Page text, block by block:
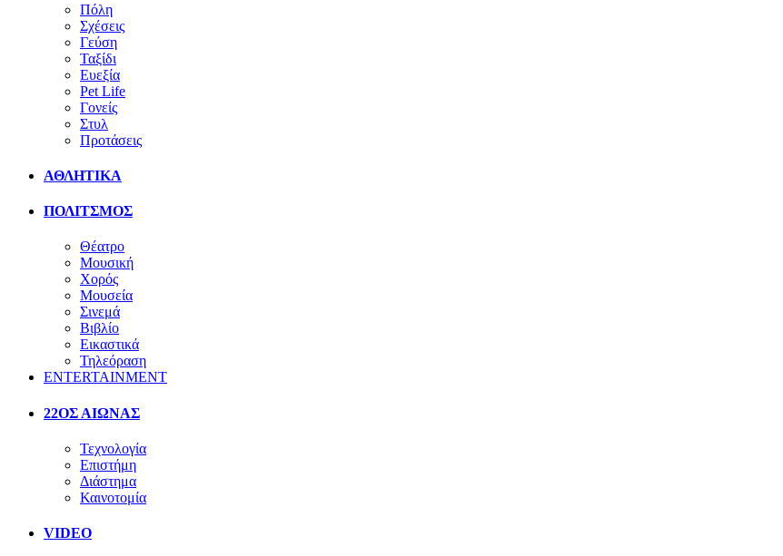
Πόλη
Σχέσεις
Γεύση
Ταξίδι
Ευεξία
Pet Life
Γονείς
Στυλ
Προτάσεις
ΑΘΛΗΤΙΚΑ
ΠΟΛΙΤΣΜΟΣ
Θέατρο
Μουσική
Χορός
Μουσεία
Σινεμά
Βιβλίο
Εικαστικά
Τηλεόραση
ENTERTAINMENT
22ΟΣ ΑΙΩΝΑΣ
Τεχνολογία
Επιστήμη
Διάστημα
Καινοτομία
VIDEO